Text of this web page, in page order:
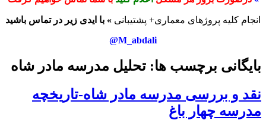
انجام کلیه پروژهای معماری+ پشتیبانی » با ایدی زیر در تماس باشید
M_abdali@
بایگانی برچسب ها: تحلیل مدرسه مادر شاه
نقد و بررسی مدرسه مادر شاه-تاریخچه
مدرسه چهار باغ